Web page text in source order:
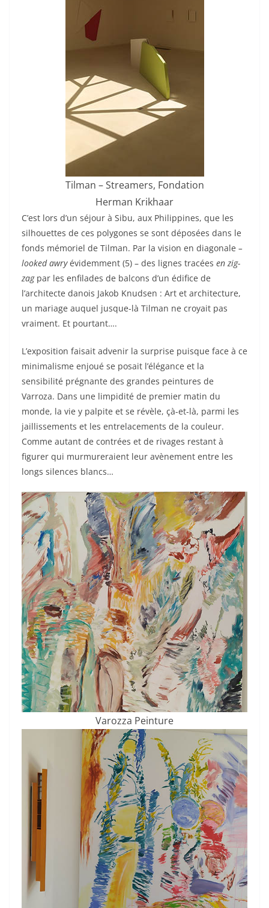
Tilman – Streamers, Fondation
Herman Krikhaar
C’est lors d’un séjour à Sibu, aux Philippines, que les
silhouettes de ces polygones se sont déposées dans le
fonds mémoriel de Tilman. Par la vision en diagonale –
looked awryévidemment (5) – des lignes tracées en zig-
zagpar les enfilades de balcons d’un édifice de
l’architecte danois Jakob Knudsen : Art et architecture,
un mariage auquel jusque-là Tilman ne croyait pas
vraiment. Et pourtant….
L’exposition faisait advenir la surprise puisque face à ce
minimalisme enjoué se posait l’élégance et la
sensibilité prégnante des grandes peintures de
Varroza. Dans une limpidité de premier matin du
monde, la vie y palpite et se révèle, çà-et-là, parmi les
jaillissements et les entrelacements de la couleur.
Comme autant de contrées et de rivages restant à
figurer qui murmureraient leur avènement entre les
longs silences blancs…
Varozza Peinture